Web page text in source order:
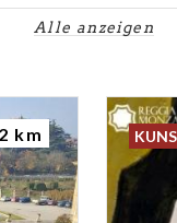
Alle anzeigen
km